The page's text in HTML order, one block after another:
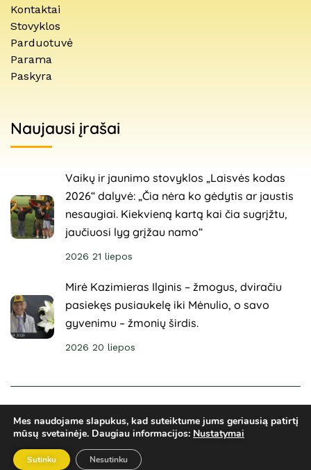
Kontaktai
Stovyklos
Parduotuvė
Parama
Paskyra
Naujausi įrašai
Vaikų ir jaunimo stovyklos „Laisvės kodas
2026“ dalyvė: „Čia nėra ko gėdytis ar jaustis
nesaugiai. Kiekvieną kartą kai čia sugrįžtu,
jaučiuosi lyg grįžau namo“
2026 21 liepos
Mirė Kazimieras Ilginis – žmogus, dviračiu
pasiekęs pusiaukelę iki Mėnulio, o savo
gyvenimu – žmonių širdis.
2026 20 liepos
© 2025 Sveikuoliai. Visos teisės saugomos. Svetainė
sukurtaARCA4.lt
Privatumo politika El. parduotuvės taisyklės
Mes naudojame slapukus, kad suteiktume jums geriausią patirtį
mūsų svetainėje. Daugiau informacijos: Nustatymai
Sutinku Nesutinku